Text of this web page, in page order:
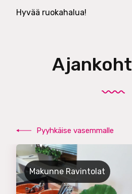
Hyvää ruokahalua!
Pyyhkäise vasemmalle
Makunne Ravintolat